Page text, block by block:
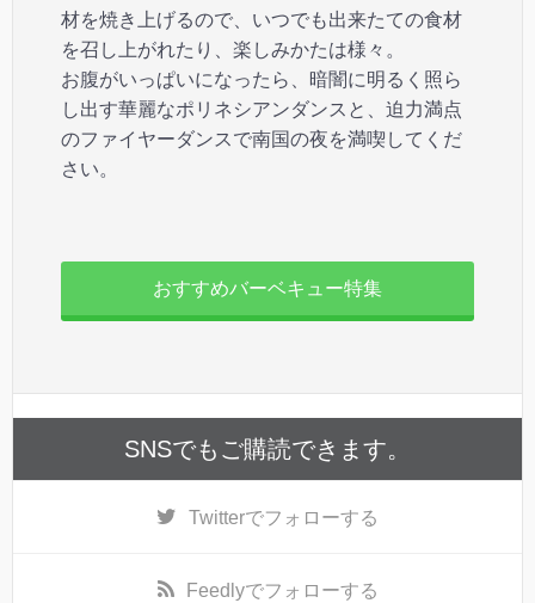
材を焼き上げるので、いつでも出来たての食材
を召し上がれたり、楽しみかたは様々。
お腹がいっぱいになったら、暗闇に明るく照ら
し出す華麗なポリネシアンダンスと、迫力満点
のファイヤーダンスで南国の夜を満喫してくだ
さい。
おすすめバーベキュー特集
SNSでもご購読できます。
Twitterでフォローする
Feedlyでフォローする